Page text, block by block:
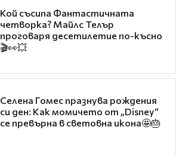
Кой съсипа Фантастичната
четворка? Майлс Телър
проговаря десетилетие по-късно
🎬👀💥
Селена Гомес празнува рождения
си ден: Как момичето от „Disney“
се превърна в световна икона🤩🎂